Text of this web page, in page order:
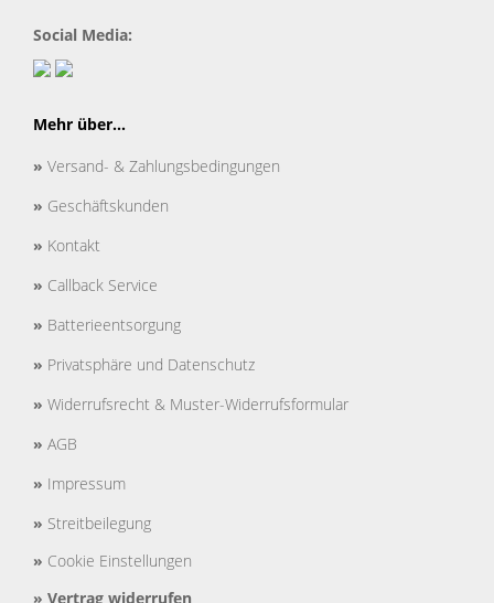
Social Media:
Mehr über...
» Versand- & Zahlungsbedingungen
» Geschäftskunden
» Kontakt
» Callback Service
» Batterieentsorgung
» Privatsphäre und Datenschutz
» Widerrufsrecht & Muster-Widerrufsformular
» AGB
» Impressum
» Streitbeilegung
» Cookie Einstellungen
» Vertrag widerrufen